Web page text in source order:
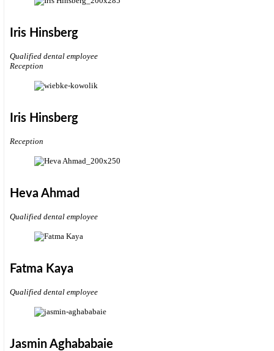
Iris Hinsberg
Qualified dental employee
Reception
Iris Hinsberg
Reception
Heva Ahmad
Qualified dental employee
Fatma Kaya
Qualified dental employee
Jasmin Aghababaie